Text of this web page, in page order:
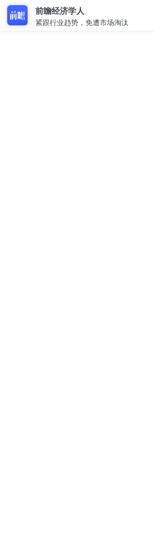
前瞻经济学人
紧跟行业趋势，免遭市场淘汰